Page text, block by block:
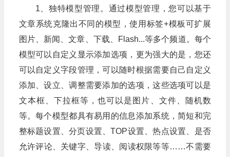
1、独特模型管理。通过模型管理，您可以基于
文章系统克隆出不同的模型，使用标签+模板可扩展
图片、新闻、文章、下载、Flash...等多个频道。每个
模型可以自定义显示添加选项，更为强大的是，您还
可以自定义字段管理，可以随时根据需要自己自定义
添加、设立、调整需要添加的选项，这些选项可以是
文本框、下拉框等，也可以是图片、文件、随机数
等。每个模型都具有易用的信息添加系统，简短和完
整标题设置、分页设置、TOP设置、热点设置、是否
允许评论、关键字、导读、阅读权限等等……不需要